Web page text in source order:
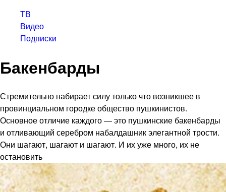
ТВ
Видео
Подписки
Бакенбарды
Стремительно набирает силу только что возникшее в
провинциальном городке общество пушкинистов.
Основное отличие каждого — это пушкинские бакенбарды
и отливающий серебром набалдашник элегантной трости.
Они шагают, шагают и шагают. И их уже много, их не
остановить